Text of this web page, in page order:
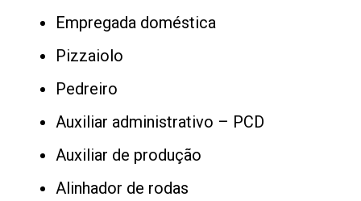
Empregada doméstica
Pizzaiolo
Pedreiro
Auxiliar administrativo – PCD
Auxiliar de produção
Alinhador de rodas